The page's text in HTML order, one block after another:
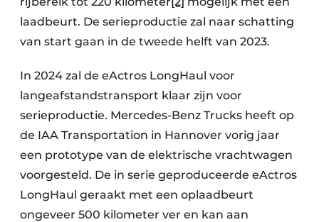
laadbeurt. De serieproductie zal naar schatting
van start gaan in de tweede helft van 2023.
In 2024 zal de eActros LongHaul voor
langeafstandstransport klaar zijn voor
serieproductie. Mercedes-Benz Trucks heeft op
de IAA Transportation in Hannover vorig jaar
een prototype van de elektrische vrachtwagen
voorgesteld. De in serie geproduceerde eActros
LongHaul geraakt met een oplaadbeurt
ongeveer 500 kilometer ver en kan aan